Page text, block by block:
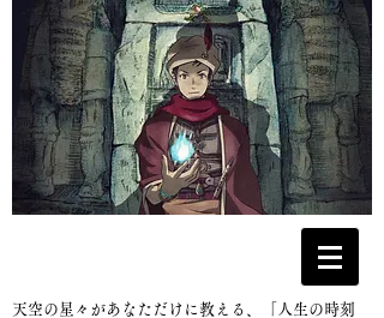
​天空の星々があなただけに教える、「人生の時刻